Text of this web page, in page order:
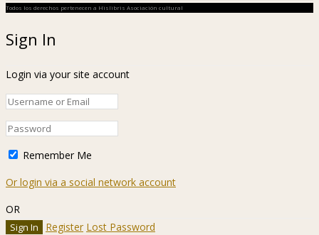
Todos los derechos pertenecen a Hislibris Asociación cultural
Sign In
Login via your site account
Remember Me
Or login via a social network account
OR
Register Lost Password